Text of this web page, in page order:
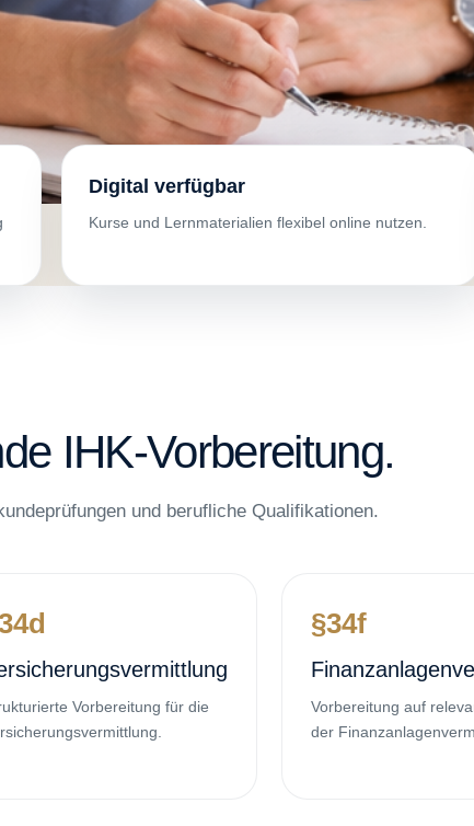
Digital verfügbar
Kurse und Lernmaterialien flexibel online nutzen.
IHK-Vorbereitung.
und berufliche Qualifikationen.
Vorbereitung für die
§34f
Vorbereitung auf
der